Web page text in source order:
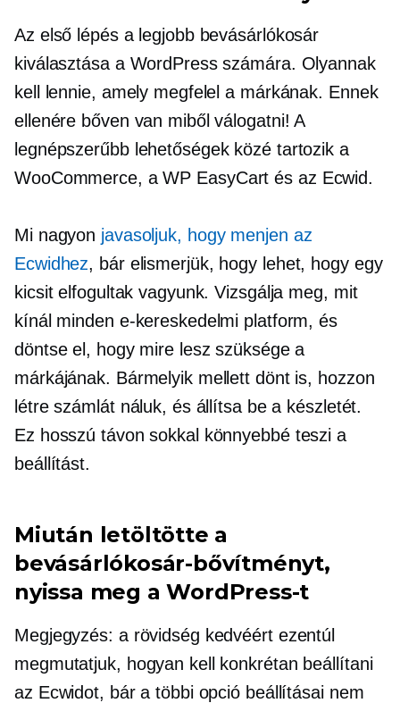
Az első lépés a legjobb bevásárlókosár
kiválasztása a WordPress számára. Olyannak
kell lennie, amely megfelel a márkának. Ennek
ellenére bőven van miből válogatni! A
legnépszerűbb lehetőségek közé tartozik a
WooCommerce, a WP EasyCart és az Ecwid.
Mi nagyon javasoljuk, hogy menjen az
Ecwidhez, bár elismerjük, hogy lehet, hogy egy
kicsit elfogultak vagyunk. Vizsgálja meg, mit
kínál minden e-kereskedelmi platform, és
döntse el, hogy mire lesz szüksége a
márkájának. Bármelyik mellett dönt is, hozzon
létre számlát náluk, és állítsa be a készletét.
Ez hosszú távon sokkal könnyebbé teszi a
beállítást.
Miután letöltötte a
bevásárlókosár-bővítményt,
nyissa meg a WordPress-t
Megjegyzés: a rövidség kedvéért ezentúl
megmutatjuk, hogyan kell konkrétan beállítani
az Ecwidot, bár a többi opció beállításai nem